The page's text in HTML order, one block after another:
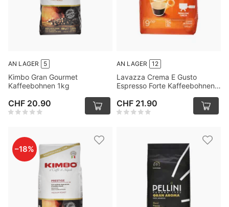
AN LAGER 5
Kimbo Gran Gourmet
Kaffeebohnen 1kg
CHF 20.90
AN LAGER 12
Lavazza Crema E Gusto
Espresso Forte Kaffeebohnen
CHF 21.90
–18%